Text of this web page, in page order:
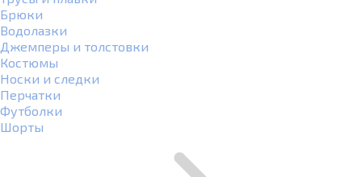
Брюки
Водолазки
Джемперы и толстовки
Костюмы
Носки и следки
Перчатки
Футболки
Шорты